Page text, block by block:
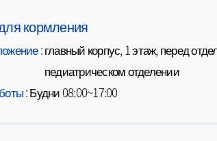
кормления
:главный корпус, 1 этаж, перед
педиатрическом отделении
:Будни 08:00~17:00